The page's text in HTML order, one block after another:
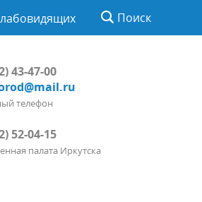
Поиск
43-47-00
телефон
52-04-15
палата Иркутска